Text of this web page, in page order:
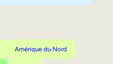
Amérique du Nord